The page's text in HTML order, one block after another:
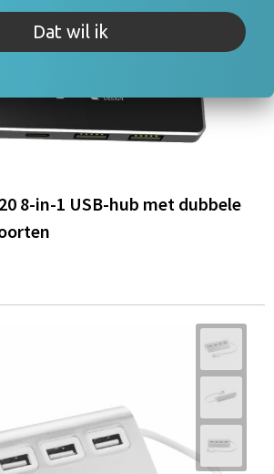
8-in-1 USB-hub met dubbele
Dat wil ik